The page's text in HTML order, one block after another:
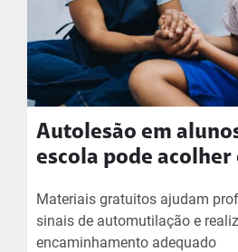
Autolesão em
escola pode acolher
Materiais gratuitos ajudam
sinais de automutilação e
encaminhamento adequado